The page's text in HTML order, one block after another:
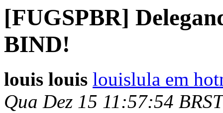
[FUGSPBR]
BIND!
louis louis louislula em
Qua Dez 15 11:57:54